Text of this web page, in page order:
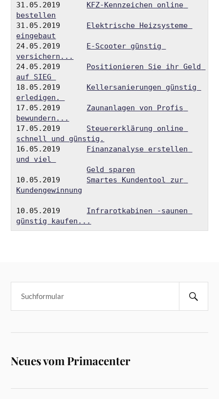
31.05.2019 KFZ-Kennzeichen online
bestellen
31.05.2019
Elektrische Heizsysteme
eingebaut
24.05.2019
E-Scooter günstig
versichern...
24.05.2019
Positionieren Sie ihr Geld
auf SIEG
18.05.2019 Kellersanierungen günstig
erledigen.
17.05.2019 Zaunanlagen von Profis
bewundern...
17.05.2019 Steuererklärung online
schnell und günstig.
16.05.2019
Finanzanalyse erstellen
und viel
Geld sparen
10.05.2019 Smartes Kundentool zur
Kundengewinnung
10.05.2019 Infrarotkabinen -saunen
günstig kaufen...
Neues vom Primacenter